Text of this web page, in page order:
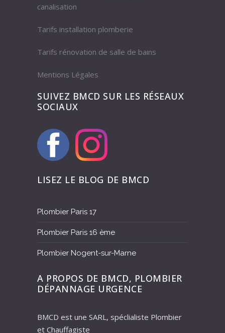
canalisation
Tarifs installation plomberie
Tarifs rénovation de salle de bains
Mentions Légales
SUIVEZ BMCD SUR LES RÉSEAUX
SOCIAUX
LISEZ LE BLOG DE BMCD
Plombier Paris 17
Plombier Paris 16 ème
Plombier Nogent-sur-Marne
A PROPOS DE BMCD, PLOMBIER
DÉPANNAGE URGENCE
BMCD est une SARL, spéclialiste Plombier
et Chauffagiste